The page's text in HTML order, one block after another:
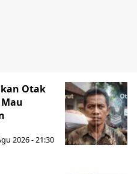
Otak
2026 - 21:30